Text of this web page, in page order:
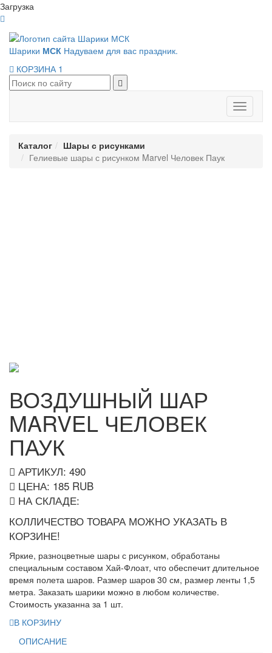
Загрузка
Шарики МСК Надуваем для вас праздник.
КОРЗИНА 1
Панель
Каталог
Шары с рисунками
Гелиевые шары с рисунком Marvel Человек Паук
ВОЗДУШНЫЙ ШАР
MARVEL ЧЕЛОВЕК
ПАУК
АРТИКУЛ: 490
ЦЕНА: 185 RUB
НА СКЛАДЕ:
КОЛЛИЧЕСТВО ТОВАРА МОЖНО УКАЗАТЬ В
КОРЗИНЕ!
Яркие, разноцветные шары с рисунком, обработаны
специальным составом Хай-Флоат, что обеспечит длительное
время полета шаров. Размер шаров 30 см, размер ленты 1,5
метра. Заказать шарики можно в любом количестве.
Стоимость указанна за 1 шт.
В КОРЗИНУ
ОПИСАНИЕ